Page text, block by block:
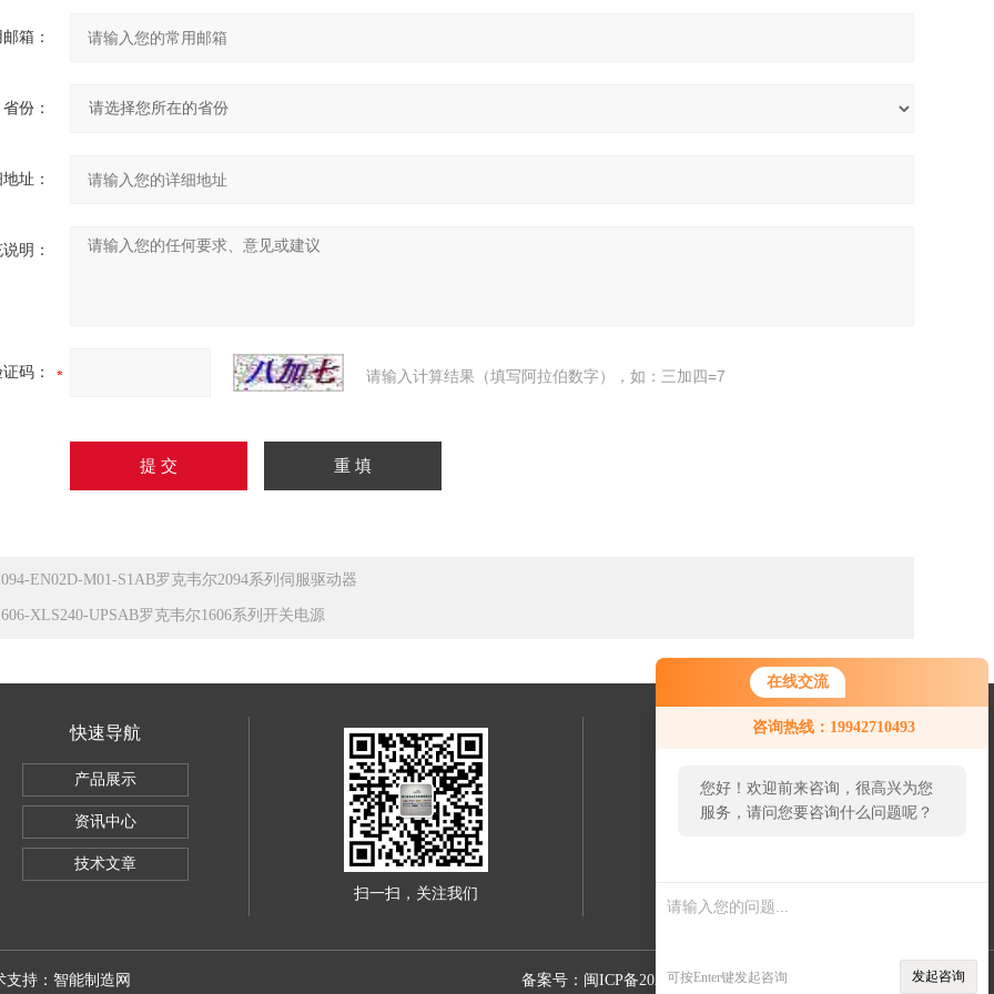
在线交流
咨询热线：19942710493
您好！欢迎前来咨询，很高兴为您
服务，请问您要咨询什么问题呢？
可按Enter键发起咨询 发起咨询
箱：
省份：
址：
明：
码： 请输入计算结果（填写阿拉伯数字），如：三加四=7
EN02D-M01-S1AB罗克韦尔2094系列伺服驱动器
XLS240-UPSAB罗克韦尔1606系列开关电源
数字量直流输入模块
快速导航
产品展示
资讯中心
技术文章
扫一扫，关注我们
24小时热线：
持： 智能制造网 备案号：闽ICP备2022015626号-5 Sitemap.xml 管理登陆